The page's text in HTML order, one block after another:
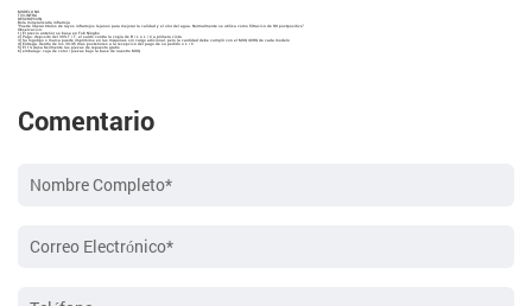
MODELO NO.
T33-INFRA
DESCRIPCIÓN
Bola mineralizada infrarroja
"Puede liberar títulos de rayos infrarrojos lejanos para mejorar la calidad y el olor del agua. Normalmente se utiliza como filtración de RO postpositivo"
Observación:
1) El precio anterior se basa en Fob Ningbo
2) Pago: depósito del 30% T / T, el saldo contra la copia de B / L o L / C a primera vista
3) Su logotipo o marca puede imprimirse en las máquinas sin cargo adicional, pero la cantidad debe cumplir con el MOQ 40HQ de cada modelo
4) Entrega: dentro de los 30-45 días posteriores a la recepción del pago de su pedido o L / C
5) El 1% daña fácilmente las piezas de repuesto gratis
6) embalaje: caja de color / piezas bajo la base de nuestro MOQ
Comentario